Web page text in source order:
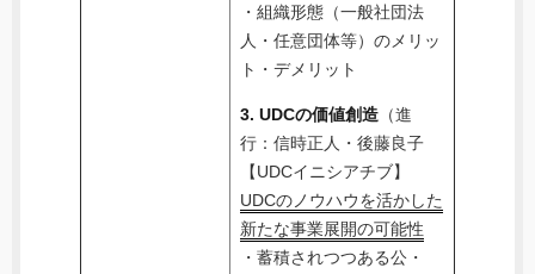
・組織形態（一般社団法
人・任意団体等）のメリッ
ト・デメリット
3. UDCの価値創造 （進
行：信時正人・後藤良子
【UDCイニシアチブ】
UDCのノウハウを活かした
新たな事業展開の可能性
・蓄積されつつある公・